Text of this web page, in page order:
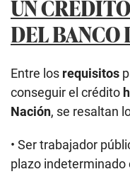
UN
DEL BANCO
Entre los requisitos
conseguir el crédito
Nación, se resaltan
• Ser trabajador
plazo indeterminado